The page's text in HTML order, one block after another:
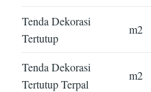
Tenda Dekorasi
Tertutup
m2
Tenda Dekorasi
Tertutup Terpal
m2